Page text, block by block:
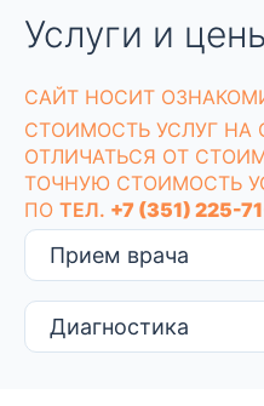
Услуги и
CАЙТ НОСИТ
СТОИМОСТЬ УСЛУГ НА
ОТЛИЧАТЬСЯ ОТ
ТОЧНУЮ СТОИМОСТЬ
ПО ТЕЛ. +7 (351) 225-
Прием врача
Диагностика